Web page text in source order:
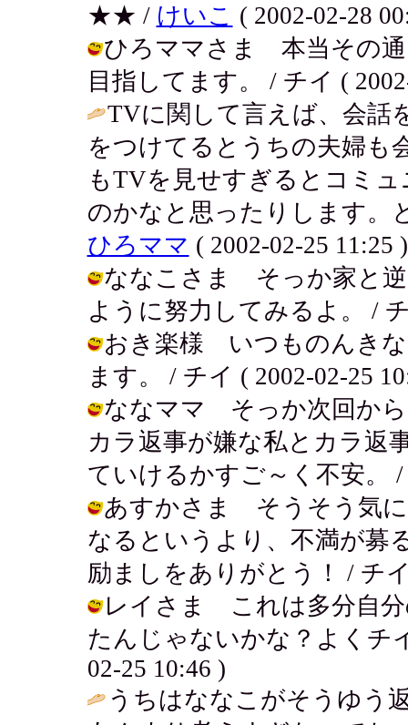
★★ / けいこ ( 2002-02-28
ひろママさま 本当その通
目指してます。 / チイ (
TVに関して言えば、会話
をつけてるとうちの夫婦も
もTVを見せすぎるとコミ
のかなと思ったりします
ひろママ ( 2002-02-25 11:25 )
ななこさま そっか家と
ように努力してみるよ。 /
おき楽様 いつものんき
ます。 / チイ ( 2002-02-25
ななママ そっか次回か
カラ返事が嫌な私とカラ返
ていけるかすご～く不安。 /
あすかさま そうそう気
なるというより、不満が募
励ましをありがとう！ / チ
レイさま これは多分自分
たんじゃないかな？よくチ
02-25 10:46 )
うちはななこがそうゆう